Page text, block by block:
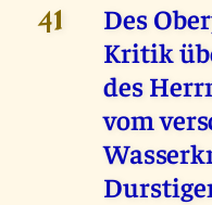
41
Des
Kritik
des
vom